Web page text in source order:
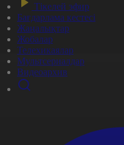
Тікелей эфир
Бағдарлама кестесі
Жаңалықтар
Жобалар
Телехикаялар
Мультсериалдар
Видеоархив